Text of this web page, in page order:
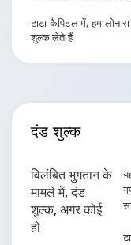
टाटा कैपिटल में, हम लोन
शुल्क लेते हैं
दंडशुल्क
विलंबित भुगतान के
मामले में, दंड
शुल्क, अगर कोई
हो